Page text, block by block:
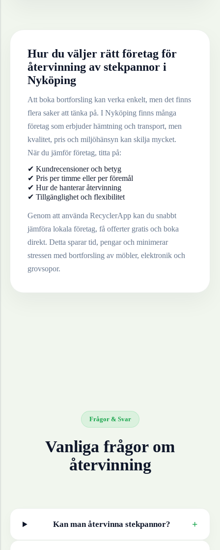
Hur du väljer rätt företag för
återvinning av stekpannor i
Nyköping
Att boka bortforsling kan verka enkelt, men det finns
flera saker att tänka på. I Nyköping finns många
företag som erbjuder hämtning och transport, men
kvalitet, pris och miljöhänsyn kan skilja mycket.
När du jämför företag, titta på:
✔ Kundrecensioner och betyg
✔ Pris per timme eller per föremål
✔ Hur de hanterar återvinning
✔ Tillgänglighet och flexibilitet
Genom att använda RecyclerApp kan du snabbt
jämföra lokala företag, få offerter gratis och boka
direkt. Detta sparar tid, pengar och minimerar
stressen med bortforsling av möbler, elektronik och
grovsopor.
Frågor & Svar
Vanliga frågor om
återvinning
Kan man återvinna stekpannor? +